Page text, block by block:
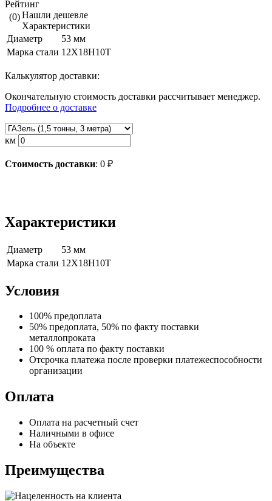
Рейтинг
(0)Нашли дешевле
Характеристики
Диаметр
53 мм
Марка стали 12Х18Н10Т
Калькулятор доставки:
Окончательную стоимость доставки рассчитывает менеджер.
Подробнее о доставке
км
Стоимость доставки: 0 ₽
Характеристики
Диаметр
53 мм
Марка стали 12Х18Н10Т
Условия
100% предоплата
50% предоплата, 50% по факту поставки
металлопроката
100 % оплата по факту поставки
Отсрочка платежа после проверки платежеспособности
организации
Оплата
Оплата на расчетный счет
Наличными в офисе
На объекте
Преимущества